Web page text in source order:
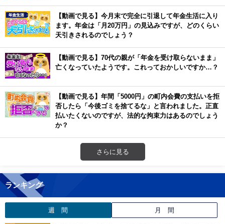
【動画で見る】今月末で完全に引退して年金生活に入り
ます。年金は「月20万円」の見込みですが、どのくらい
天引きされるのでしょう？
【動画で見る】70代の親が「年金を受け取らないまま」
亡くなっていたようです。これっておかしいですか…？
【動画で見る】年間「5000円」の町内会費の支払いを拒
否したら「今後ゴミを捨てるな」と言われました。正直
払いたくないのですが、法的な拘束力はあるのでしょう
か？
さらに見る
ランキング
週 間 月 間